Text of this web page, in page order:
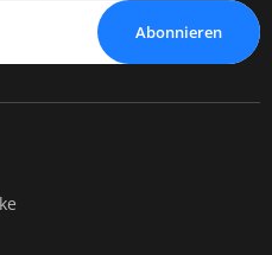
Abonnieren